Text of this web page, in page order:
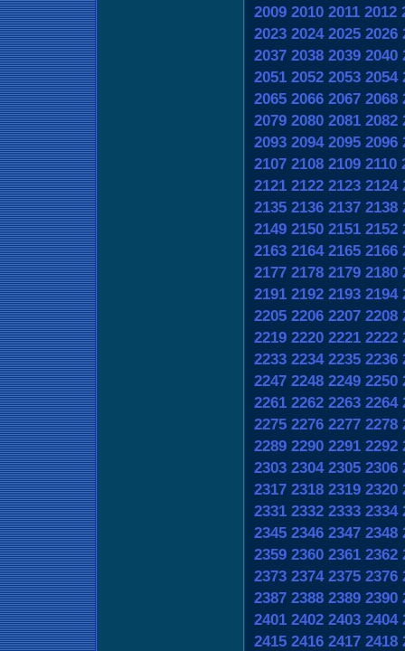
2009 2010 2011 2012
2023 2024 2025 2026
2037 2038 2039 2040
2051 2052 2053 2054
2065 2066 2067 2068
2079 2080 2081 2082
2093 2094 2095 2096
2107 2108 2109 2110
2121 2122 2123 2124
2135 2136 2137 2138
2149 2150 2151 2152
2163 2164 2165 2166
2177 2178 2179 2180
2191 2192 2193 2194
2205 2206 2207 2208
2219 2220 2221 2222
2233 2234 2235 2236
2247 2248 2249 2250
2261 2262 2263 2264
2275 2276 2277 2278
2289 2290 2291 2292
2303 2304 2305 2306
2317 2318 2319 2320
2331 2332 2333 2334
2345 2346 2347 2348
2359 2360 2361 2362
2373 2374 2375 2376
2387 2388 2389 2390
2401 2402 2403 2404
2415 2416 2417 2418